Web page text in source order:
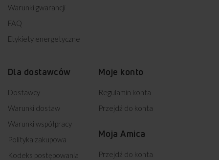
Warunki gwarancji
FAQ
Etykiety energetyczne
Dla dostawców
Dostawcy
Warunki dostaw
Warunki współpracy
Polityka zakupowa
Kodeks postępowania
Moje konto
Regulamin konta
Przejdź do konta
Moja Amica
Przejdź do konta